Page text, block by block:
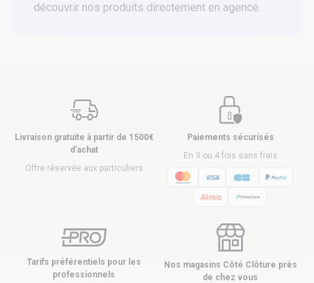
découvrir nos produits directement en agence.
Livraison gratuite à partir de 1500€
d’achat
Offre réservée aux particuliers
Paiements sécurisés
En 3 ou 4 fois sans frais
Tarifs préférentiels pour les
professionnels
Nos magasins Côté Clôture près
de chez vous